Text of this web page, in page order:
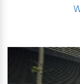
Finanzierung
Versicherung